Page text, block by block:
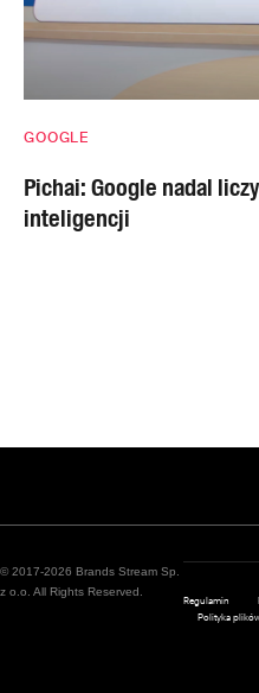
GOOGLE
Pichai: Google nadal
inteligencji
© 2017-2026 Brands Stream Sp.
z o.o. All Rights Reserved.
Regulamin
Polityka